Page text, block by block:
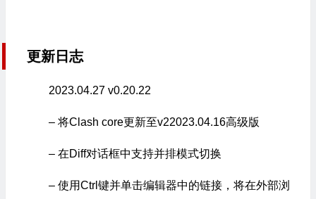
更新日志
2023.04.27 v0.20.22
– 将Clash core更新至v22023.04.16高级版
– 在Diff对话框中支持并排模式切换
– 使用Ctrl键并单击编辑器中的链接，将在外部浏